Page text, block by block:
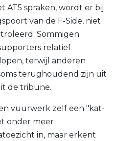
AT5 spraken, wordt er bij
van de F-Side, niet
Sommigen
relatief
terwijl anderen
terughoudend zijn uit
de tribune.
vuurwerk zelf een "kat-
onder meer
in, maar erkent